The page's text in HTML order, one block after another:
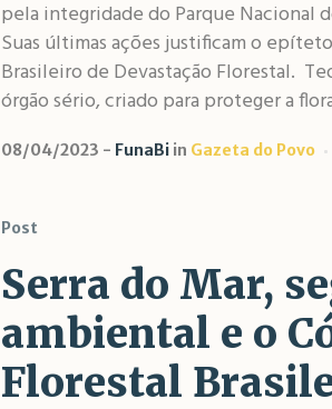
pela integridade do Parque Nacional
Suas últimas ações justificam o
Brasileiro de Devastação Florestal.
órgão sério, criado para proteger a
08/04/2023 FunaBiin Gazeta do Povo
Post
Serra do Mar,
ambiental e o
Florestal